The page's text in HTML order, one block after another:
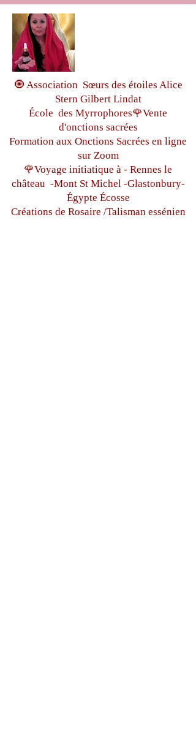
🧿 Association Sœurs des étoiles Alice
Stern Gilbert Lindat
École des Myrrophores🌹Vente
d'onctions sacrées
Formation aux Onctions Sacrées en ligne
sur Zoom
🌹Voyage initiatique à - Rennes le
château -Mont St Michel -Glastonbury-
Égypte Écosse
Créations de Rosaire /Talisman essénien